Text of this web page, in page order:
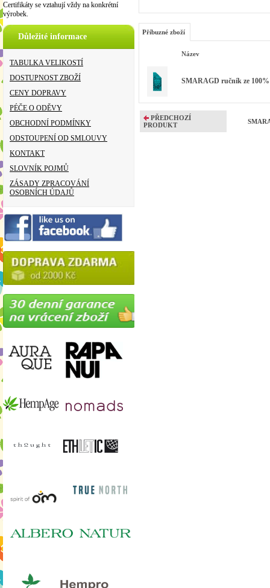
Certifikáty se vztahují vždy na konkrétní
výrobek.
Důležité informace
TABULKA VELIKOSTÍ
DOSTUPNOST ZBOŽÍ
CENY DOPRAVY
PÉČE O ODĚVY
OBCHODNÍ PODMÍNKY
ODSTOUPENÍ OD SMLOUVY
KONTAKT
SLOVNÍK POJMŮ
ZÁSADY ZPRACOVÁNÍ
OSOBNÍCH ÚDAJŮ
Příbuzné zboží
Název
SMARAGD ručník ze 100%
PŘEDCHOZÍ
PRODUKT